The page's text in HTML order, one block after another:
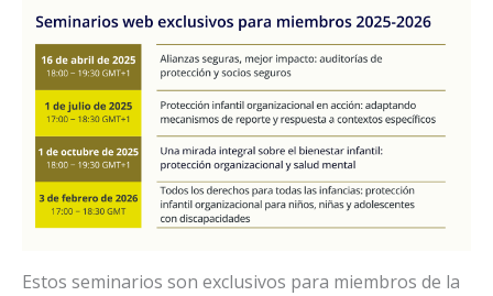
Estos seminarios son exclusivos para miembros de la